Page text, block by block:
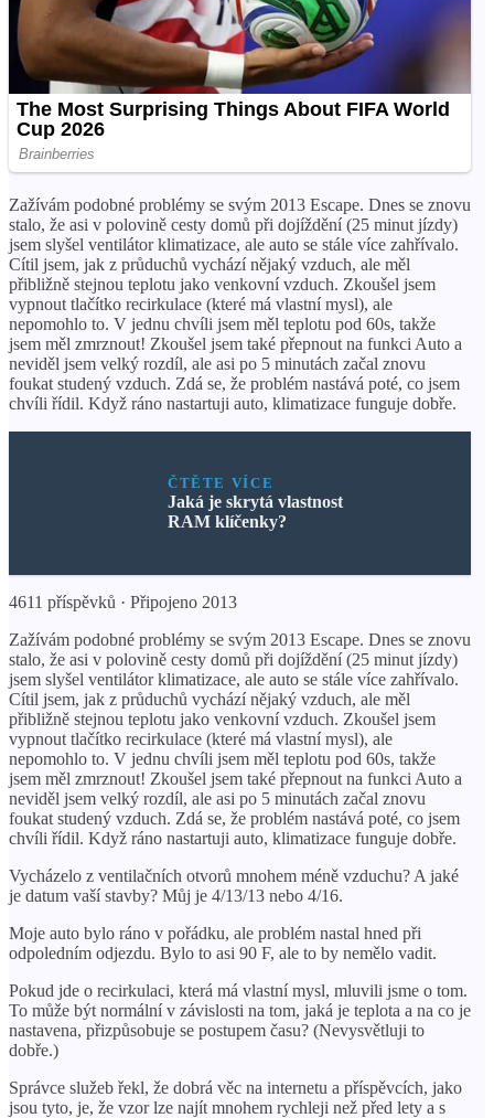
Zažívám podobné problémy se svým 2013 Escape. Dnes se znovu
stalo, že asi v polovině cesty domů při dojíždění (25 minut jízdy)
jsem slyšel ventilátor klimatizace, ale auto se stále více zahřívalo.
Cítil jsem, jak z průduchů vychází nějaký vzduch, ale měl
přibližně stejnou teplotu jako venkovní vzduch. Zkoušel jsem
vypnout tlačítko recirkulace (které má vlastní mysl), ale
nepomohlo to. V jednu chvíli jsem měl teplotu pod 60s, takže
jsem měl zmrznout! Zkoušel jsem také přepnout na funkci Auto a
neviděl jsem velký rozdíl, ale asi po 5 minutách začal znovu
foukat studený vzduch. Zdá se, že problém nastává poté, co jsem
chvíli řídil. Když ráno nastartuji auto, klimatizace funguje dobře.
ČTĚTE VÍCE
Jaká je skrytá vlastnost
RAM klíčenky?
4611 příspěvků · Připojeno 2013
Zažívám podobné problémy se svým 2013 Escape. Dnes se znovu
stalo, že asi v polovině cesty domů při dojíždění (25 minut jízdy)
jsem slyšel ventilátor klimatizace, ale auto se stále více zahřívalo.
Cítil jsem, jak z průduchů vychází nějaký vzduch, ale měl
přibližně stejnou teplotu jako venkovní vzduch. Zkoušel jsem
vypnout tlačítko recirkulace (které má vlastní mysl), ale
nepomohlo to. V jednu chvíli jsem měl teplotu pod 60s, takže
jsem měl zmrznout! Zkoušel jsem také přepnout na funkci Auto a
neviděl jsem velký rozdíl, ale asi po 5 minutách začal znovu
foukat studený vzduch. Zdá se, že problém nastává poté, co jsem
chvíli řídil. Když ráno nastartuji auto, klimatizace funguje dobře.
Vycházelo z ventilačních otvorů mnohem méně vzduchu? A jaké
je datum vaší stavby? Můj je 4/13/13 nebo 4/16.
Moje auto bylo ráno v pořádku, ale problém nastal hned při
odpoledním odjezdu. Bylo to asi 90 F, ale to by nemělo vadit.
Pokud jde o recirkulaci, která má vlastní mysl, mluvili jsme o tom.
To může být normální v závislosti na tom, jaká je teplota a na co je
nastavena, přizpůsobuje se postupem času? (Nevysvětluji to
dobře.)
Správce služeb řekl, že dobrá věc na internetu a příspěvcích, jako
jsou tyto, je, že vzor lze najít mnohem rychleji než před lety a s